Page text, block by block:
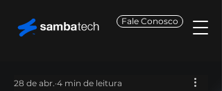
Fale Conosco
28 de abr. 4 min de leitura